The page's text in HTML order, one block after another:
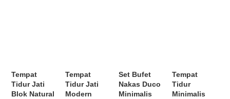
Tempat
Tidur Jati
Blok Natural
Tempat
Tidur Jati
Modern
Set Bufet
Nakas Duco
Minimalis
Tempat
Tidur
Minimalis